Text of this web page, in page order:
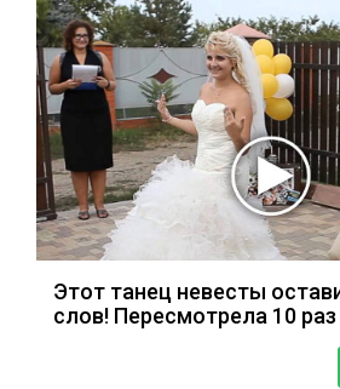
Этот танец невесты
слов! Пересмотрела 10 раз